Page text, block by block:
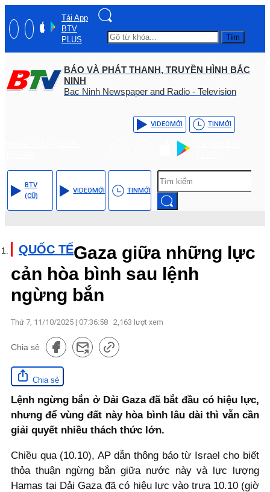
Tải App
BTV
PLUS
Tìm
BÁO VÀ PHÁT THANH, TRUYỀN HÌNH BẮC
NINH
Bac Ninh Newspaper and Radio - Television
VIDEOMỚI TINMỚI
BTV
(CŨ)
VIDEOMỚI TINMỚI
QUỐC TẾGaza giữa những lực
cản hòa bình sau lệnh
ngừng bắn
Thứ 7, 11/10/2025 | 07:36:58 2,163 lượt xem
Chia sẻ
Chia sẻ
Lệnh ngừng bắn ở Dải Gaza đã bắt đầu có hiệu lực,
nhưng để vùng đất này hòa bình lâu dài thì vẫn cần
giải quyết nhiều thách thức lớn.
Chiều qua (10.10), AP dẫn thông báo từ Israel cho biết
thỏa thuận ngừng bắn giữa nước này và lực lượng
Hamas tại Dải Gaza đã có hiệu lực vào trưa 10.10 (giờ